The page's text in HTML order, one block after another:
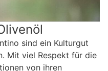
sind ein Kulturgut
Mit viel Respekt für die
von ihren